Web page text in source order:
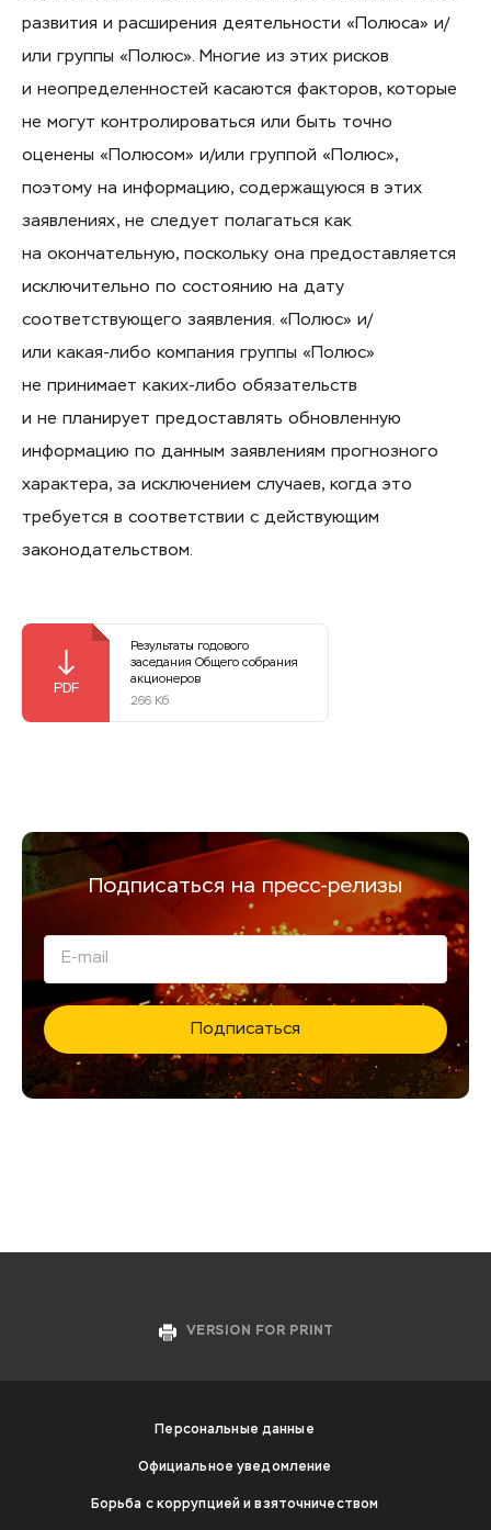
развития и расширения деятельности «Полюса» и/
или группы «Полюс». Многие из этих рисков
и неопределенностей касаются факторов, которые
не могут контролироваться или быть точно
оценены «Полюсом» и/или группой «Полюс»,
поэтому на информацию, содержащуюся в этих
заявлениях, не следует полагаться как
на окончательную, поскольку она предоставляется
исключительно по состоянию на дату
соответствующего заявления. «Полюс» и/
или какая-либо компания группы «Полюс»
не принимает каких-либо обязательств
и не планирует предоставлять обновленную
информацию по данным заявлениям прогнозного
характера, за исключением случаев, когда это
требуется в соответствии с действующим
законодательством.
Результаты годового
заседания Общего собрания
акционеров
266 Кб
Подписаться на пресс‑релизы
Подписаться
VERSION FOR PRINT
Персональные данные
Официальное уведомление
Борьба с коррупцией и взяточничеством